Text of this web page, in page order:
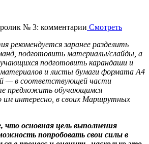
№ 3: комментарии Смотреть
рекомендуется заранее разделить
подготовить материалы/слайды, а
подготовить карандаши и
материалов и листы бумаги формата А4
— в соответствующей части
предложить обучающимся
интересно, в своих Маршрутных
основная цель выполнения
попробовать свои силы в